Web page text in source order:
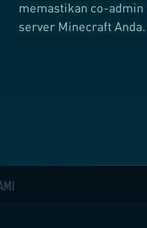
memastikan co-
server Minecraft Anda.